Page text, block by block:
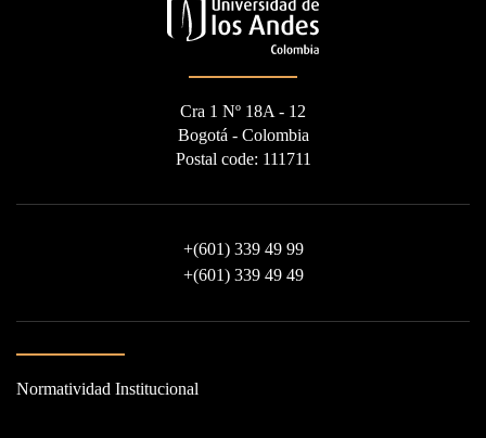
Cra 1 Nº 18A - 12
Bogotá - Colombia
Postal code: 111711
+(601) 339 49 99
+(601) 339 49 49
Normatividad Institucional